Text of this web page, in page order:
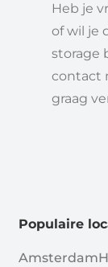
Heb je
of wil je
storage
contact
graag
Populaire
Amsterdam